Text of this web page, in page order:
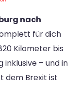
nach
für dich
Kilometer bis
inklusive – und in
dem Brexit ist